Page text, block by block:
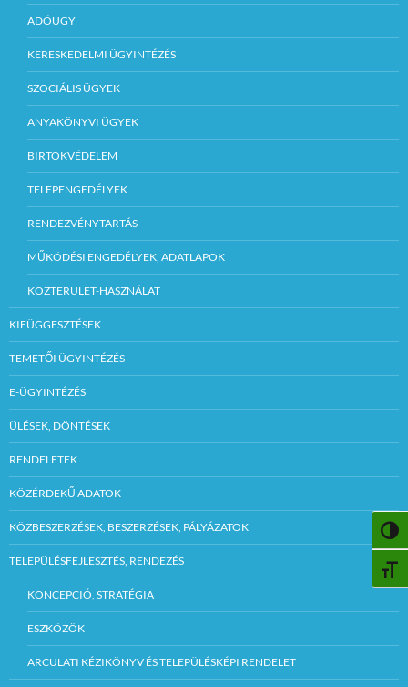
ADÓÜGY
KERESKEDELMI ÜGYINTÉZÉS
SZOCIÁLIS ÜGYEK
ANYAKÖNYVI ÜGYEK
BIRTOKVÉDELEM
TELEPENGEDÉLYEK
RENDEZVÉNYTARTÁS
MŰKÖDÉSI ENGEDÉLYEK, ADATLAPOK
KÖZTERÜLET-HASZNÁLAT
KIFÜGGESZTÉSEK
TEMETŐI ÜGYINTÉZÉS
E-ÜGYINTÉZÉS
ÜLÉSEK, DÖNTÉSEK
RENDELETEK
KÖZÉRDEKŰ ADATOK
KÖZBESZERZÉSEK, BESZERZÉSEK, PÁLYÁZATOK
TELEPÜLÉSFEJLESZTÉS, RENDEZÉS
KONCEPCIÓ, STRATÉGIA
ESZKÖZÖK
ARCULATI KÉZIKÖNYV ÉS TELEPÜLÉSKÉPI RENDELET